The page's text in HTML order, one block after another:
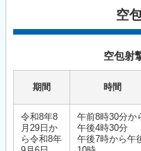
空
空包射
期間 時間
令和8年8
月29日か
ら令和8年
午前8時30分か
午後4時30分
午後7時から午